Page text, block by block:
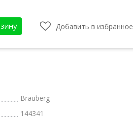
Добавить в избранное
Brauberg
144341